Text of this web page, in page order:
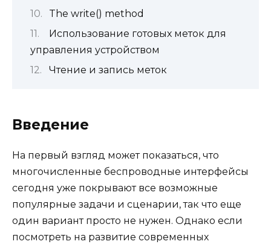
The write() method
Использование готовых меток для
управления устройством
Чтение и запись меток
Введение
На первый взгляд может показаться, что
многочисленные беспроводные интерфейсы
сегодня уже покрывают все возможные
популярные задачи и сценарии, так что еще
один вариант просто не нужен. Однако если
посмотреть на развитие современных